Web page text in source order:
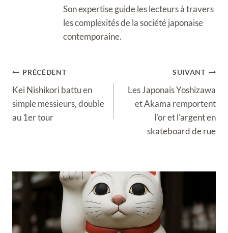
Son expertise guide les lecteurs à travers
les complexités de la société japonaise
contemporaine.
Navigation
de
l’article
PRÉCÉDENT
Kei Nishikori battu en
simple messieurs, double
au 1er tour
SUIVANT
Les Japonais Yoshizawa
et Akama remportent
l'or et l'argent en
skateboard de rue